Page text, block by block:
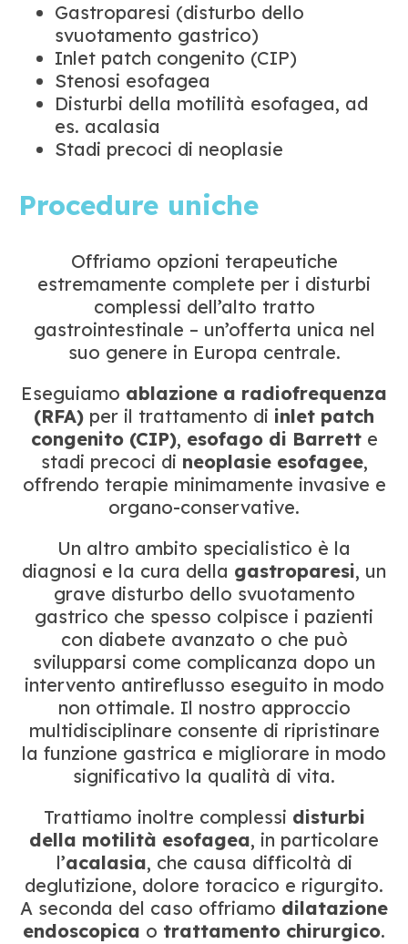
Gastroparesi (disturbo dello
svuotamento gastrico)
Inlet patch congenito (CIP)
Stenosi esofagea
Disturbi della motilità esofagea, ad
es. acalasia
Stadi precoci di neoplasie
Procedure uniche
Offriamo opzioni terapeutiche
estremamente complete per i disturbi
complessi dell’alto tratto
gastrointestinale – un’offerta unica nel
suo genere in Europa centrale.
Eseguiamo ablazione a radiofrequenza
(RFA) per il trattamento di inlet patch
congenito (CIP), esofago di Barrette
stadi precoci di neoplasie esofagee,
offrendo terapie minimamente invasive e
organo-conservative.
Un altro ambito specialistico è la
diagnosi e la cura della gastroparesi, un
grave disturbo dello svuotamento
gastrico che spesso colpisce i pazienti
con diabete avanzato o che può
svilupparsi come complicanza dopo un
intervento antireflusso eseguito in modo
non ottimale. Il nostro approccio
multidisciplinare consente di ripristinare
la funzione gastrica e migliorare in modo
significativo la qualità di vita.
Trattiamo inoltre complessi disturbi
della motilità esofagea, in particolare
l’acalasia, che causa difficoltà di
deglutizione, dolore toracico e rigurgito.
A seconda del caso offriamo dilatazione
endoscopica o trattamento chirurgico.